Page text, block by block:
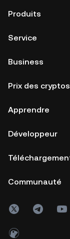
Produits
Service
Business
Prix des cryptos
Apprendre
Développeur
Communauté